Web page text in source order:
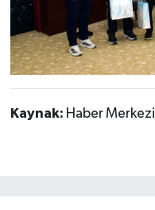
Kaynak: Haber Merkezi